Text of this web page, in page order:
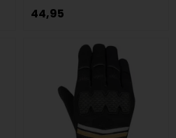
44,95